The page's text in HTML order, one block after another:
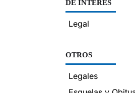
DE INTERÉS
Legal
OTROS
Legales